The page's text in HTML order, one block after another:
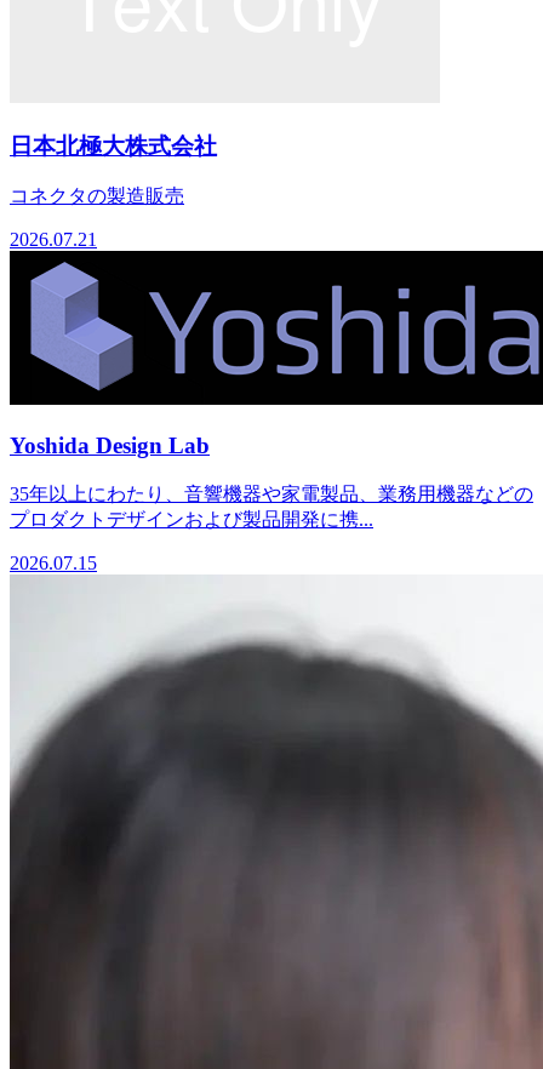
日本北極大株式会社
コネクタの製造販売
2026.07.21
Yoshida Design Lab
35年以上にわたり、音響機器や家電製品、業務用機器などの
プロダクトデザインおよび製品開発に携...
2026.07.15